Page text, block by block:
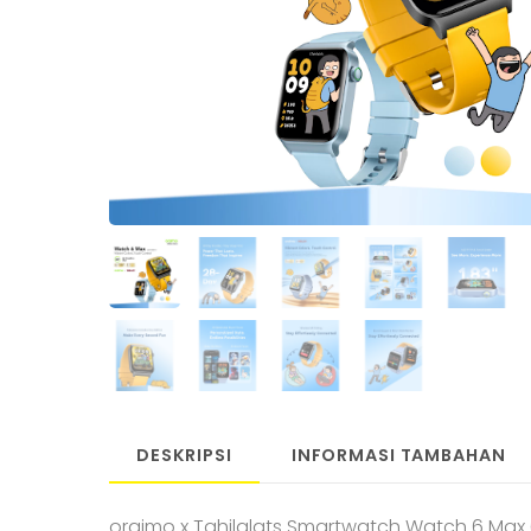
DESKRIPSI INFORMASI TAMBAHAN